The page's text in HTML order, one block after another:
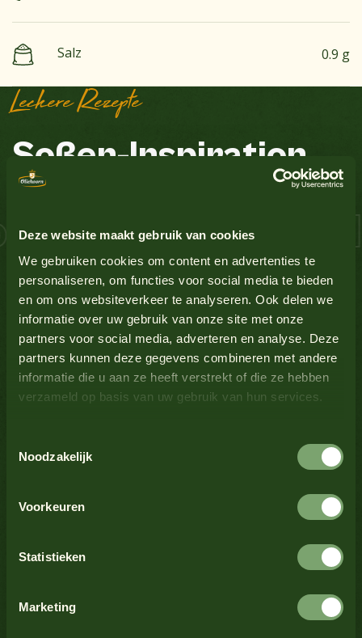
Deze website maakt gebruik van cookies
We gebruiken cookies om content en advertenties te
personaliseren, om functies voor social media te bieden
en om ons websiteverkeer te analyseren. Ook delen we
informatie over uw gebruik van onze site met onze
partners voor social media, adverteren en analyse. Deze
partners kunnen deze gegevens combineren met andere
informatie die u aan ze heeft verstrekt of die ze hebben
verzameld op basis van uw gebruik van hun services.
Noodzakelijk
Voorkeuren
Statistieken
Marketing
Salz 0.9 g
Leckere Rezepte
Soßen-Inspiration
Lachs Schnitzel
Erdnüsse
Glutenhaltiges Getreide
Lupine Nein
Milch Nein
Senf
Nüsse Nein
Krustentiere Nein
Sellerie Nein
Nein
Alle Produkte anzeigen
Alle Produkte anzeigen
Alle Produkte anzeigen
Alle Produkte anzeigen